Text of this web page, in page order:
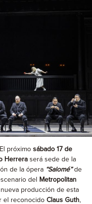
El próximosábado 17 de
Herrera será sede de la
de la ópera “Salomé”de
del
Metropolitan
producción de esta
el reconocidoClaus Guth,